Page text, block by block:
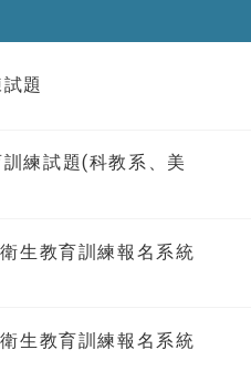
題
練試題(科教系、美
生教育訓練報名系統
生教育訓練報名系統